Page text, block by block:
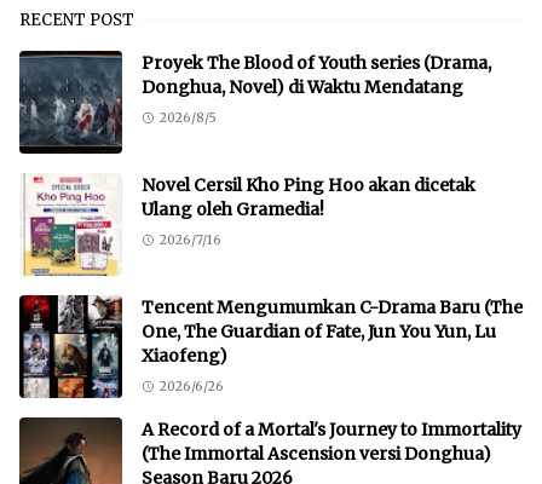
RECENT POST
Proyek The Blood of Youth series (Drama,
Donghua, Novel) di Waktu Mendatang
2026/8/5
Novel Cersil Kho Ping Hoo akan dicetak
Ulang oleh Gramedia!
2026/7/16
Tencent Mengumumkan C-Drama Baru (The
One, The Guardian of Fate, Jun You Yun, Lu
Xiaofeng)
2026/6/26
A Record of a Mortal's Journey to Immortality
(The Immortal Ascension versi Donghua)
Season Baru 2026